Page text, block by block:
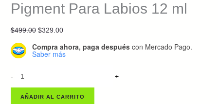
Pigment Para Labios 12 ml
$499.00 Original
was:
$329.00Current
is:
Compra ahora, paga despuéscon Mercado Pago.
Saber más
-
Mauve
Pink
+
AÑADIR AL CARRITO